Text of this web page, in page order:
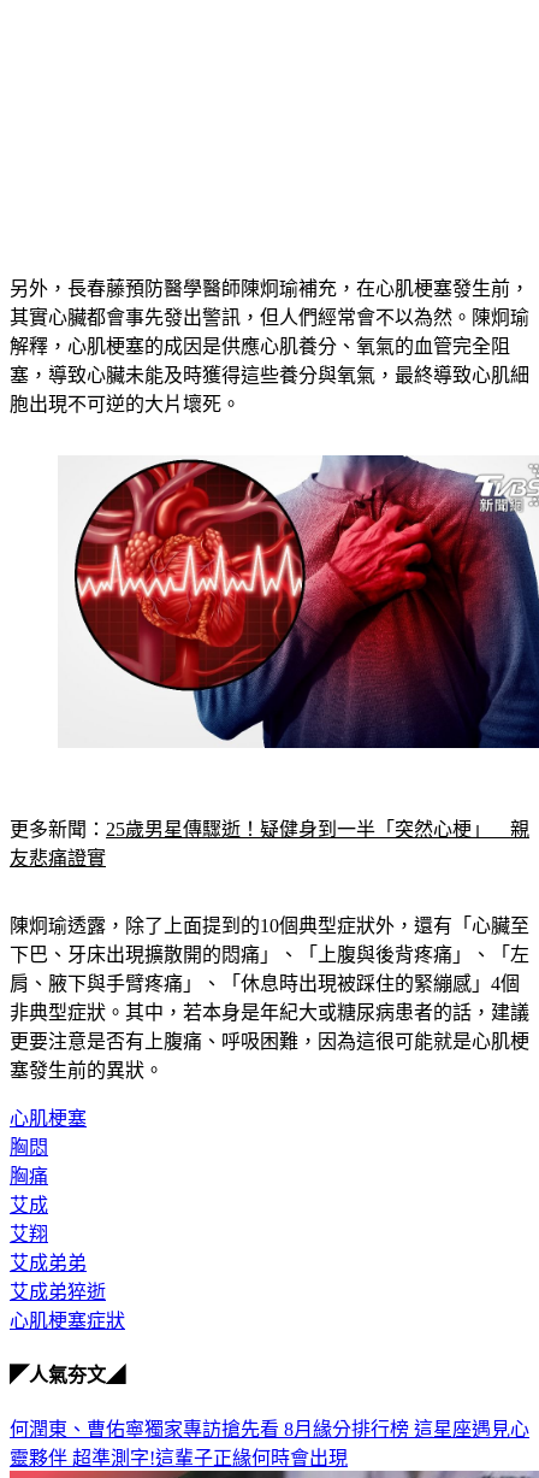
另外，長春藤預防醫學醫師陳炯瑜補充，在心肌梗塞發生前，
其實心臟都會事先發出警訊，但人們經常會不以為然。陳炯瑜
解釋，心肌梗塞的成因是供應心肌養分、氧氣的血管完全阻
塞，導致心臟未能及時獲得這些養分與氧氣，最終導致心肌細
更多新聞：
陳炯瑜透露，除了上面提到的10個典型症狀外，還有「心臟至
下巴、牙床出現擴散開的悶痛」、「上腹與後背疼痛」、「左
肩、腋下與手臂疼痛」、「休息時出現被踩住的緊繃感」4個
非典型症狀。其中，若本身是年紀大或糖尿病患者的話，建議
更要注意是否有上腹痛、呼吸困難，因為這很可能就是心肌梗
心肌梗塞
胸悶
胸痛
艾成
艾翔
艾成弟弟
艾成弟猝逝
何潤東、曹佑寧獨家專訪搶先看8月緣分排行榜 這星座遇見心